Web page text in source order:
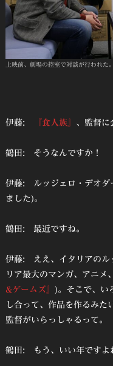
上映前、劇場の控室で対談が行われた
伊藤: 『食人族』 、監督に
鶴田: そうなんですか！
伊藤: ルッジェロ・デオダ
ました)。
鶴田: 最近ですね。
伊藤: ええ、イタリアのル
リア最大のマンガ、アニメ
&ゲームズ』 )。そこで、い
し合って、作品を作るみた
監督がいらっしゃるって。
鶴田: もう、いい年ですよ